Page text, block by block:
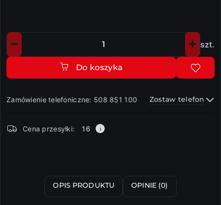
Ilość szt.
Do koszyka
Zamówienie telefoniczne: 508 851 100 Zostaw telefon
i
Cena przesyłki: 16
OPIS PRODUKTU OPINIE (0)